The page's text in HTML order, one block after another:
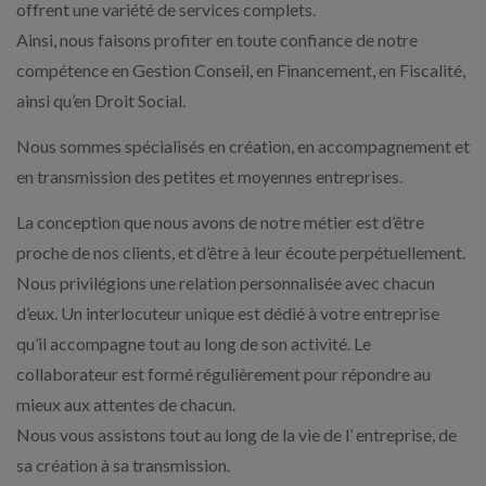
offrent une variété de services complets.
Ainsi, nous faisons profiter en toute confiance de notre
compétence en Gestion Conseil, en Financement, en Fiscalité,
ainsi qu’en Droit Social.
Nous sommes spécialisés en création, en accompagnement et
en transmission des petites et moyennes entreprises.
La conception que nous avons de notre métier est d’être
proche de nos clients, et d’être à leur écoute perpétuellement.
Nous privilégions une relation personnalisée avec chacun
d’eux. Un interlocuteur unique est dédié à votre entreprise
qu’il accompagne tout au long de son activité. Le
collaborateur est formé régulièrement pour répondre au
mieux aux attentes de chacun.
Nous vous assistons tout au long de la vie de l’ entreprise, de
sa création à sa transmission.